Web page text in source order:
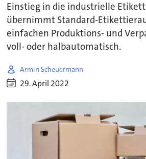
Einstieg in die industrielle
übernimmt Standard-
einfachen Produktions- und
voll- oder halbautomatisch.
Armin Scheuermann
29. April 2022